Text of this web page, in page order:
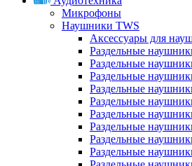
Микрофоны
Наушники TWS
Аксессуары для
Раздельные
Раздельные
Раздельные
Раздельные
Раздельные
Раздельные
Раздельные
Раздельные
Раздельные